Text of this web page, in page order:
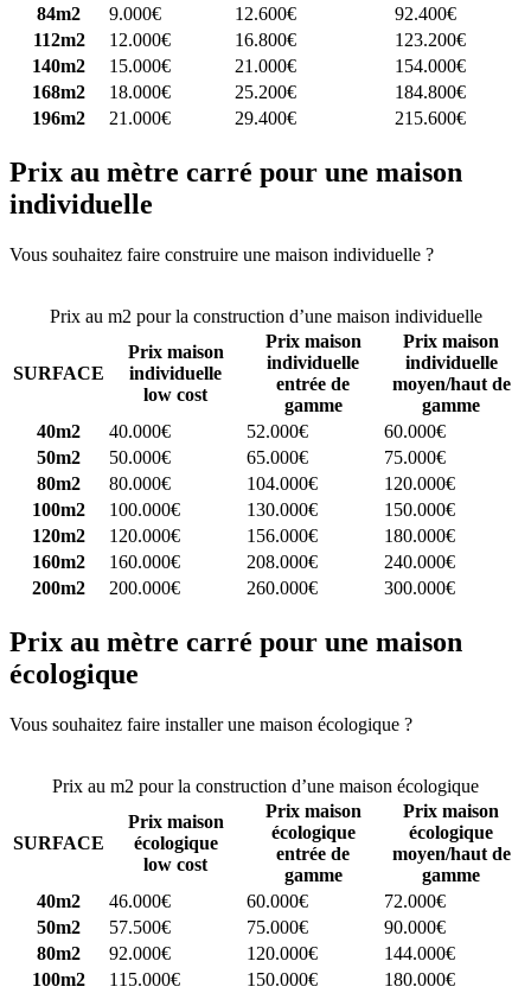
84m2
9.000€ 12.600€
92.400€
112m2
12.000€ 16.800€
123.200€
140m2
15.000€ 21.000€
154.000€
168m2
18.000€ 25.200€
184.800€
196m2
21.000€ 29.400€ 215.600€
Prix au mètre carré pour une maison
individuelle
Vous souhaitez faire construire une maison individuelle ?
Prix au m2 pour la construction d’une maison individuelle
SURFACE
Prix maison
individuelle
low cost
Prix maison
individuelle
entrée de
gamme
Prix maison
individuelle
moyen/haut de
gamme
40m2
40.000€ 52.000€
60.000€
50m2
50.000€ 65.000€
75.000€
80m2
80.000€ 104.000€
120.000€
100m2
100.000€ 130.000€
150.000€
120m2
120.000€ 156.000€
180.000€
160m2
160.000€ 208.000€
240.000€
200m2
200.000€ 260.000€ 300.000€
Prix au mètre carré pour une maison
écologique
Vous souhaitez faire installer une maison écologique ?
Prix au m2 pour la construction d’une maison écologique
SURFACE
Prix maison
écologique
low cost
Prix maison
écologique
entrée de
gamme
Prix maison
écologique
moyen/haut de
gamme
40m2
46.000€ 60.000€
72.000€
50m2
57.500€ 75.000€
90.000€
80m2
92.000€ 120.000€
144.000€
100m2
115.000€ 150.000€
180.000€